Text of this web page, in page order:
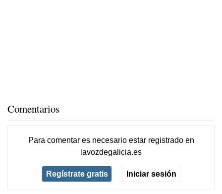
Comentarios
Para comentar es necesario estar registradoen
lavozdegalicia.es
Regístrate gratis Iniciar sesión